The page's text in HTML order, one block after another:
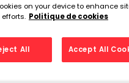
Téléphone
on your device to enhance
Politique de cookies
All Accept All